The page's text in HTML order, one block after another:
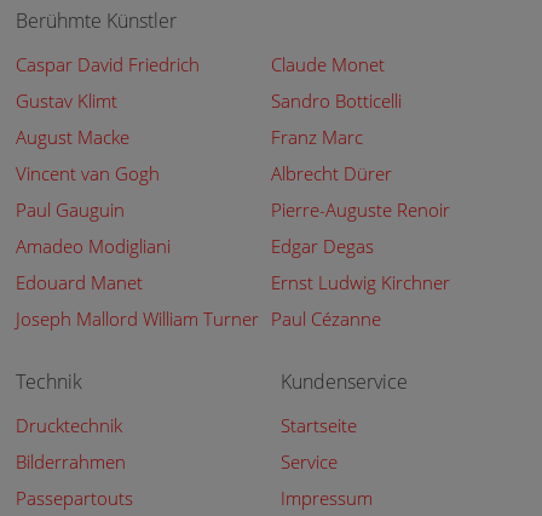
Berühmte Künstler
Caspar David Friedrich
Claude Monet
Gustav Klimt
Sandro Botticelli
August Macke
Franz Marc
Vincent van Gogh
Albrecht Dürer
Paul Gauguin
Pierre-Auguste Renoir
Amadeo Modigliani
Edgar Degas
Edouard Manet
Ernst Ludwig Kirchner
Joseph Mallord William Turner Paul Cézanne
Technik
Drucktechnik
Bilderrahmen
Passepartouts
Kundenservice
Startseite
Service
Impressum